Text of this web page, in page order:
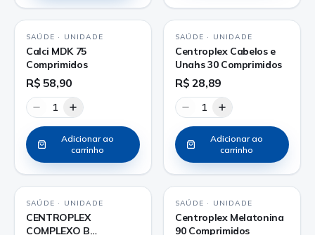
SAÚDE · UNIDADE
Calci MDK 75
Comprimidos
R$ 58,90
1
Adicionar ao
carrinho
SAÚDE · UNIDADE
Centroplex Cabelos e
Unahs 30 Comprimidos
R$ 28,89
1
Adicionar ao
carrinho
SAÚDE · UNIDADE
CENTROPLEX
COMPLEXO B
SAÚDE · UNIDADE
Centroplex Melatonina
90 Comprimidos